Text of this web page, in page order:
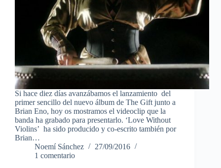
Si hace diez días avanzábamos el lanzamiento del
primer sencillo del nuevo álbum de The Gift junto a
Brian Eno, hoy os mostramos el videoclip que la
banda ha grabado para presentarlo. ‘Love Without
Violins’ ha sido producido y co-escrito también por
Brian…
Noemí Sánchez
27/09/2016
1 comentario